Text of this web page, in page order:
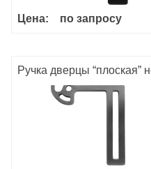
Цена: по запросу
Ручка дверцы